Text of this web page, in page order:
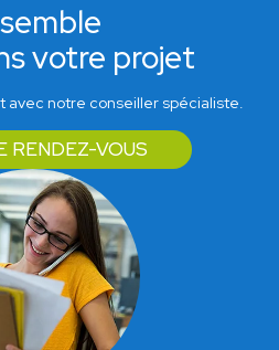
votre projet
avec notre conseiller spécialiste.
RENDEZ-VOUS